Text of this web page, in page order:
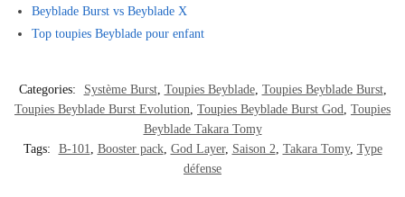
Beyblade Burst vs Beyblade X
Top toupies Beyblade pour enfant
Categories: Système Burst, Toupies Beyblade, Toupies Beyblade Burst,
Toupies Beyblade Burst Evolution Toupies Beyblade Burst God Toupies
Beyblade Takara Tomy
Tags:
B-101 Booster pack, God Layer, Saison 2 Takara Tomy, Type
défense